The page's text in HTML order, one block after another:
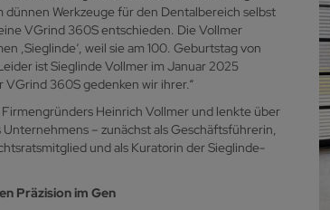
Werkzeuge für den Dentalbereich selbst
VGrind 360S entschieden. Die Vollmer
,Sieglinde‘, weil sie am 100. Geburtstag von
ist Sieglinde Vollmer im Januar 2025
360S gedenken wir ihrer.“
Heinrich Vollmer und lenkte über
– zunächst als Geschäftsführerin,
und als Kuratorin der Sieglinde-
Präzision im Gen